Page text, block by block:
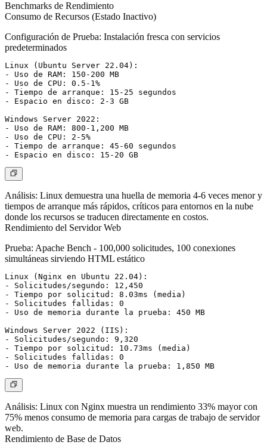
Benchmarks de Rendimiento
Consumo de Recursos (Estado Inactivo)
Configuración de Prueba: Instalación fresca con servicios
predeterminados
Linux (Ubuntu Server 22.04):
- Uso de RAM: 150-200 MB
- Uso de CPU: 0.5-1%
- Tiempo de arranque: 15-25 segundos
- Espacio en disco: 2-3 GB
Windows Server 2022:
- Uso de RAM: 800-1,200 MB
- Uso de CPU: 2-5%
- Tiempo de arranque: 45-60 segundos
Análisis: Linux demuestra una huella de memoria 4-6 veces menor y
tiempos de arranque más rápidos, críticos para entornos en la nube
donde los recursos se traducen directamente en costos.
Rendimiento del Servidor Web
Prueba: Apache Bench - 100,000 solicitudes, 100 conexiones
simultáneas sirviendo HTML estático
Linux (Nginx en Ubuntu 22.04):
- Solicitudes/segundo: 12,450
- Tiempo por solicitud: 8.03ms (media)
- Solicitudes fallidas: 0
- Uso de memoria durante la prueba: 450 MB
Windows Server 2022 (IIS):
- Solicitudes/segundo: 9,320
- Tiempo por solicitud: 10.73ms (media)
- Solicitudes fallidas: 0
Análisis: Linux con Nginx muestra un rendimiento 33% mayor con
75% menos consumo de memoria para cargas de trabajo de servidor
web.
Rendimiento de Base de Datos